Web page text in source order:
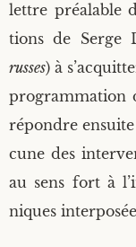
lettre préa­lable
tions de Serge
russes) à
pro­gram­ma­tion
répondre
cune des
au sens fort à
niques